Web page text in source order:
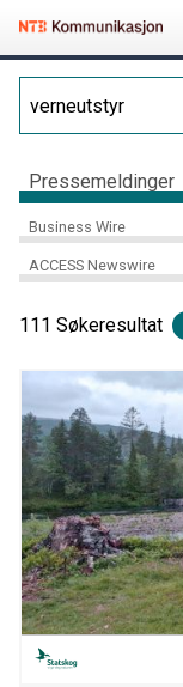
Pressemeldinger
Business Wire
ACCESS Newswire
111 Søkeresultat